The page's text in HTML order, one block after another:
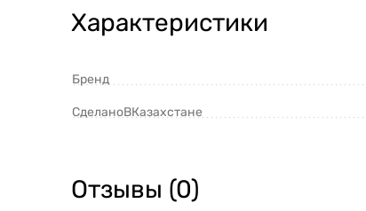
Характеристики
Бренд
СделаноВКазахстане
Отзывы (0)